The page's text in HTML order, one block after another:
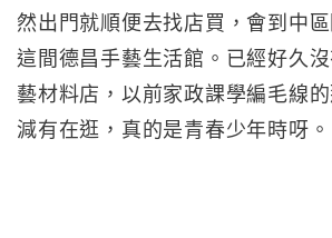
然出門就順便去找店買，會到中
這間德昌手藝生活館。已經好久
藝材料店，以前家政課學編毛線
減有在逛，真的是青春少年時呀。